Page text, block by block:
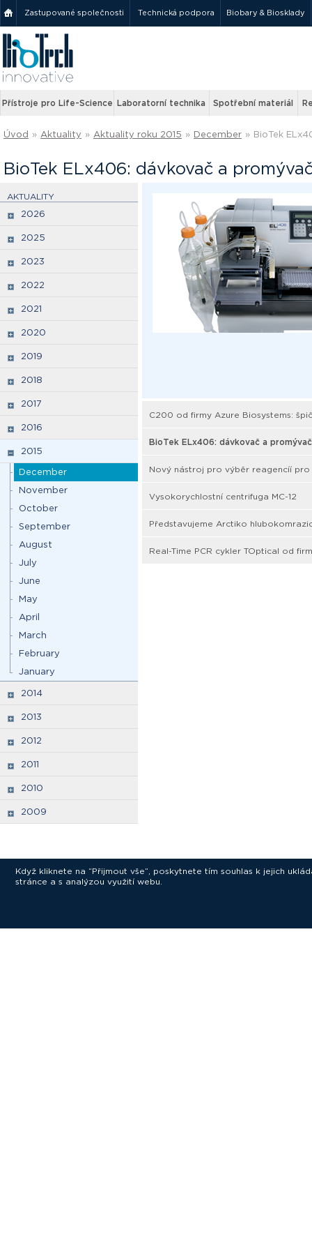
Zastupované společnosti Technická podpora Biobary & Biosklady
Přístroje pro Life-Science Laboratorní technika Spotřební materiál
Úvod » Aktuality » Aktuality roku 2015 » December » BioTek
BioTek ELx406: dávkovač a
AKTUALITY
2026
2025
2023
2022
2021
2020
2019
2018
2017
2016
2015
December
November
October
September
August
July
June
May
April
March
February
January
2014
2013
2012
2011
2010
2009
C200 od firmy Azure Biosystems:
BioTek ELx406: dávkovač a
Nový nástroj pro výběr reagencíí pro
Vysokorychlostní centrifuga MC-12
Představujeme Arctiko
Real-Time PCR cykler TOptical od
Když kliknete na “Přijmout vše”, poskytnete tím souhlas k jejich
stránce a s analýzou využití webu.